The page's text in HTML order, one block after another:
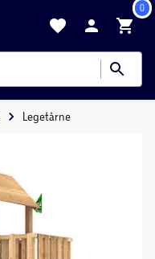
0
Legetårne